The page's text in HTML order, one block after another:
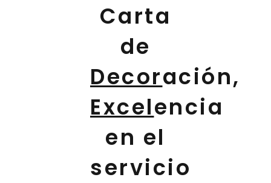
Carta
de
Decoración,
Excelencia
en el
servicio